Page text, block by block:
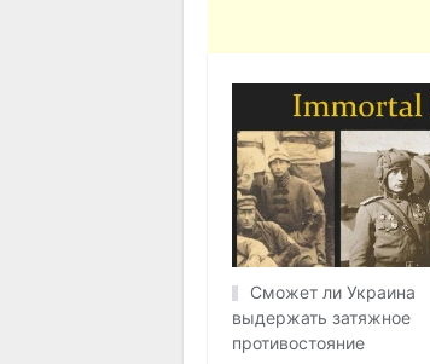
Сможет ли Украина
выдержать затяжное
противостояние